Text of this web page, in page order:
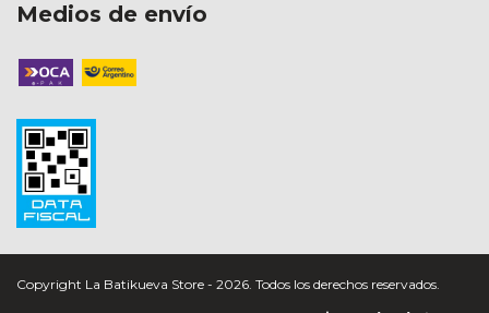
Medios de envío
Copyright La Batikueva Store - 2026. Todos los derechos reservados.